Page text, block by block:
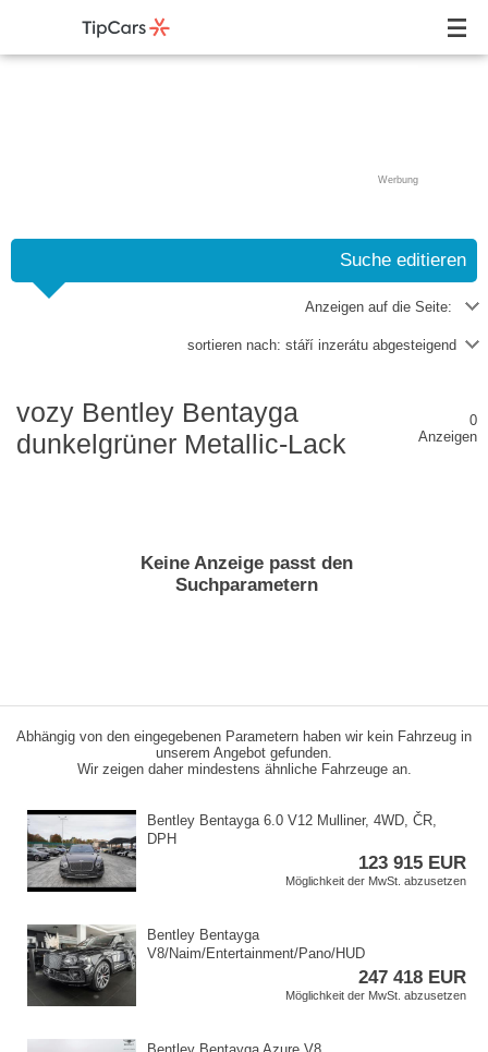
Werbung
Suche editieren
Anzeigen auf die Seite:
sortieren nach: stáří inzerátu abgesteigend
vozy Bentley Bentayga
dunkelgrüner Metallic-Lack
0
Anzeigen
Keine Anzeige passt den
Suchparametern
Abhängig von den eingegebenen Parametern haben wir kein Fahrzeug in
unserem Angebot gefunden.
Wir zeigen daher mindestens ähnliche Fahrzeuge an.
Bentley Bentayga 6.0 V12 Mulliner,​ 4WD,​ ČR,​
DPH
123 915 EUR
Möglichkeit der MwSt. abzusetzen
Bentley Bentayga
V8/Naim/Entertainment/Pano/HUD
247 418 EUR
Möglichkeit der MwSt. abzusetzen